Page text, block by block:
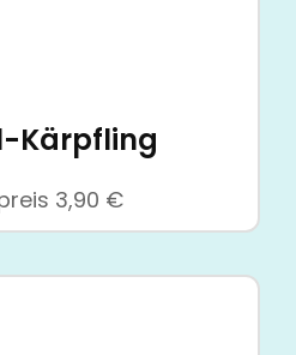
Kärpfling
3,90 €